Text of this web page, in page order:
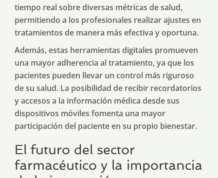
tiempo real sobre diversas métricas de salud,
permitiendo a los profesionales realizar ajustes en
tratamientos de manera más efectiva y oportuna.
Además, estas herramientas digitales promueven
una mayor adherencia al tratamiento, ya que los
pacientes pueden llevar un control más riguroso
de su salud. La posibilidad de recibir recordatorios
y accesos a la información médica desde sus
dispositivos móviles fomenta una mayor
participación del paciente en su propio bienestar.
El futuro del sector
farmacéutico y la importancia